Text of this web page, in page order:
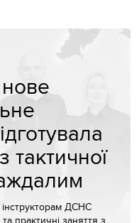
тактичної
ДСНС
практичні заняття з